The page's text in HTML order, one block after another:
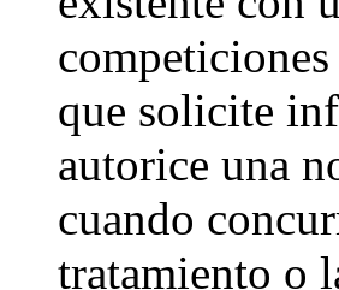
que solicite
autorice una
cuando
tratamiento o